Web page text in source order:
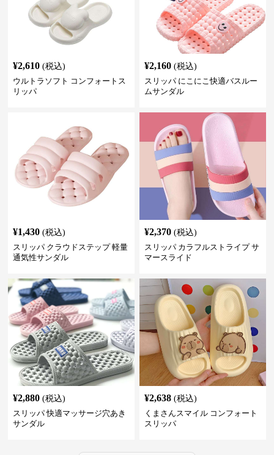
¥2,610 (税込)
ウルトラソフト コンフォートス
リッパ
¥2,160 (税込)
スリッパ にこにこ快適バスルー
ムサンダル
¥1,430 (税込)
スリッパ クラウドステップ 軽量
通気性サンダル
¥2,370 (税込)
スリッパ カラフルストライプ サ
マースライド
¥2,880 (税込)
スリッパ 快適マッサージ穴あき
サンダル
¥2,638 (税込)
くまさんスマイル コンフォート
スリッパ